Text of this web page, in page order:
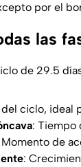
por el
las
de 29.5
ciclo, ideal
: Tiempo
Momento de
: